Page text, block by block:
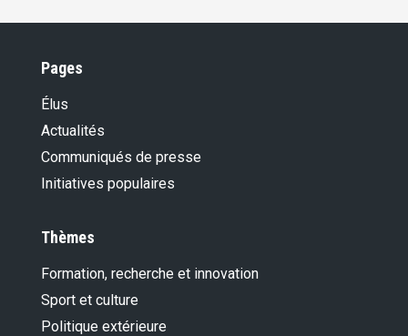
Pages
Élus
Actualités
Communiqués de presse
Initiatives populaires
Thèmes
Formation, recherche et innovation
Sport et culture
Politique extérieure